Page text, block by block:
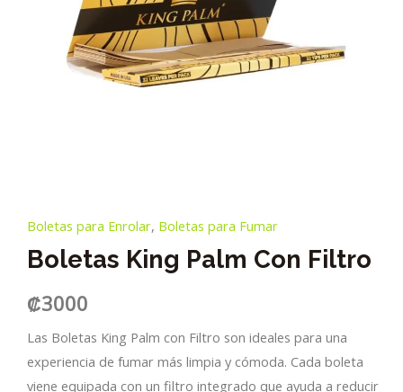
Boletas para Enrolar, Boletas para Fumar
Boletas King Palm Con Filtro
₡3000
Las Boletas King Palm con Filtro son ideales para una
experiencia de fumar más limpia y cómoda. Cada boleta
viene equipada con un filtro integrado que ayuda a reducir